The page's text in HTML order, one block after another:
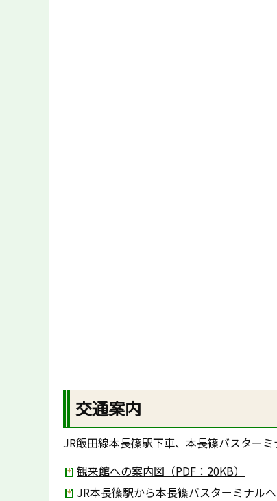
交通案内
JR飯田線本長篠駅下車、本長篠バスター
観来館への案内図（PDF：20KB）
JR本長篠駅から本長篠バスターミナルへ